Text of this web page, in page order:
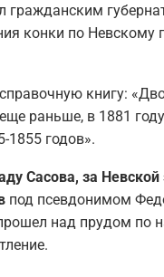
гражданским
конки по Невскому
книгу:
раньше, в 1881
1855 годов».
Сасова, за
под псевдонимом
над прудом по